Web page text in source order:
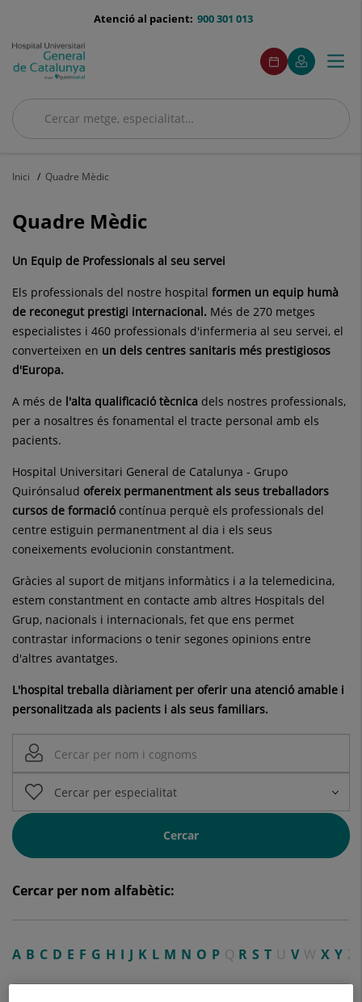
menu-
900 301 013
Atenció al pacient:
Cercar
Cercar
menuAcceso
Demaneu
cita
Aquest
enllaç
s'obrirà
una
El
meu
Aquest
enllaç
s'obrirà
una
finestra
Menú
Inici Quadre Mèdic
Quadre Mèdic
Un Equip de Professionals al seu servei
Els professionals del nostre hospital formen un equip humà
de reconegut prestigi internacional. Més de 270 metges
especialistes i 460 professionals d'infermeria al seu servei, el
converteixen en un dels centres sanitaris més prestigiosos
d'Europa.
A més de l'alta qualificació tècnica dels nostres professionals,
per a nosaltres és fonamental el tracte personal amb els
pacients.
Hospital Universitari General de Catalunya - Grupo
Quirónsalud ofereix permanentment als seus treballadors
cursos de formaciócontínua perquè els professionals del
centre estiguin permanentment al dia i els seus
coneixements evolucionin constantment.
Gràcies al suport de mitjans informàtics i a la telemedicina,
estem constantment en contacte amb altres Hospitals del
Grup, nacionals i internacionals, fet que ens permet
contrastar informacions o tenir segones opinions entre
d'altres avantatges.
L'hospital treballa diàriament per oferir una atenció amable i
personalitzada als pacients i als seus familiars.
Cercar
Cercar per nom alfabètic:
A B C D E F G H I J K L M N O P Q RST UV WXY Z